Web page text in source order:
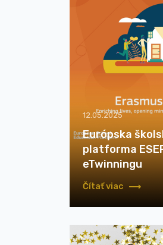
12.05.2025
Európska
platforma
eTwinningu
Čítať viac